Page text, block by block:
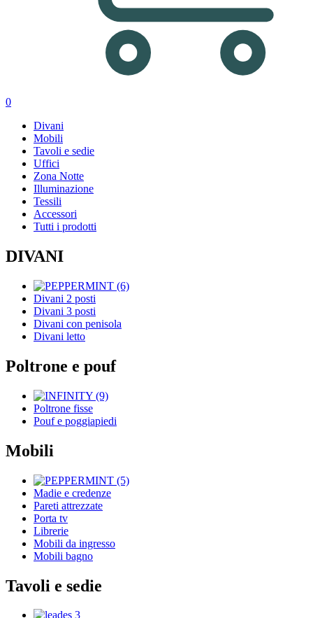
0
Divani
Mobili
Tavoli e sedie
Uffici
Zona Notte
Illuminazione
Tessili
Accessori
Tutti i prodotti
DIVANI
Divani 2 posti
Divani 3 posti
Divani con penisola
Divani letto
Poltrone e pouf
Poltrone fisse
Pouf e poggiapiedi
Mobili
Madie e credenze
Pareti attrezzate
Porta tv
Librerie
Mobili da ingresso
Mobili bagno
Tavoli e sedie